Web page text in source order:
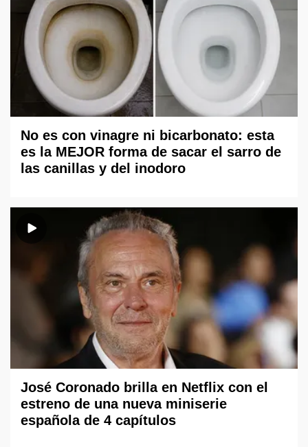
No es con vinagre ni bicarbonato: esta
es la MEJOR forma de sacar el sarro de
las canillas y del inodoro
José Coronado brilla en Netflix con el
estreno de una nueva miniserie
española de 4 capítulos